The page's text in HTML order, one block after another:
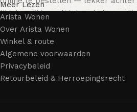
tijd, terwijl je rustig door het
meubelstuk kiest dat bij je past.
een uitgebreide catalogus met
kantoor.
Meubelproductie is een moderne
Meer Lezen
Arista Wonen
Over Arista Wonen
Winkel & route
Algemene voorwaarden
Privacybeleid
Retourbeleid & Herroepingsrecht